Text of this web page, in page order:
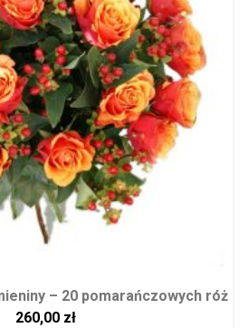
– 20 pomarańczowych róż
260,00 zł